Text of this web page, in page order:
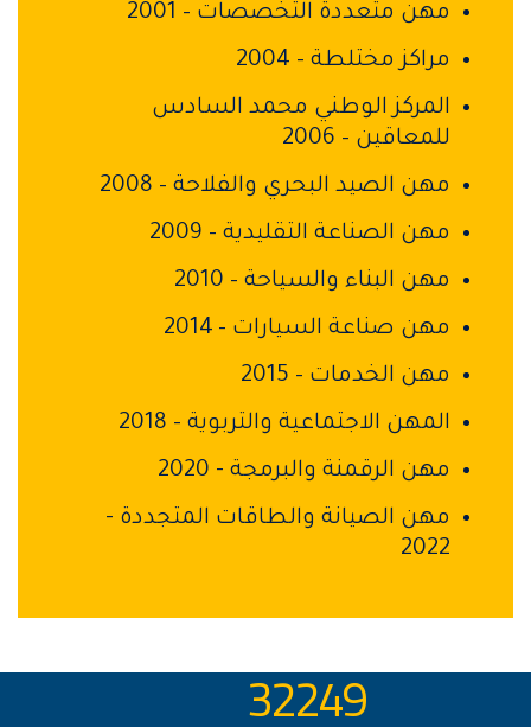
مهن متعددة التخصصات – 2001
مراكز مختلطة – 2004
المركز الوطني محمد السادس
للمعاقين – 2006
مهن الصيد البحري والفلاحة – 2008
مهن الصناعة التقليدية – 2009
مهن البناء والسياحة – 2010
مهن صناعة السيارات – 2014
مهن الخدمات – 2015
المهن الاجتماعية والتربوية – 2018
مهن الرقمنة والبرمجة - 2020
مهن الصيانة والطاقات المتجددة -
2022
32249